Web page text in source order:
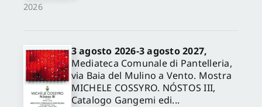
2026
3 agosto 2026-3 agosto 2027,
Mediateca Comunale di Pantelleria,
via Baia del Mulino a Vento. Mostra
MICHELE COSSYRO. NÓSTOS III,
Catalogo Gangemi edi...